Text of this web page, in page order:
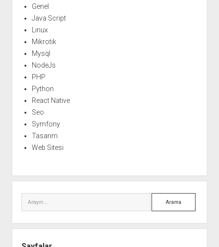
Genel
Java Script
Linux
Mikrotik
Mysql
NodeJs
PHP
Python
React Native
Seo
Symfony
Tasarım
Web Sitesi
Arama